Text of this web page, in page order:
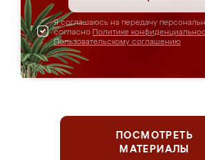
Я соглашаюсь на передачу
согласно Политике
Пользовательскому соглашению
ПОСМОТРЕТЬ
МАТЕРИАЛЫ